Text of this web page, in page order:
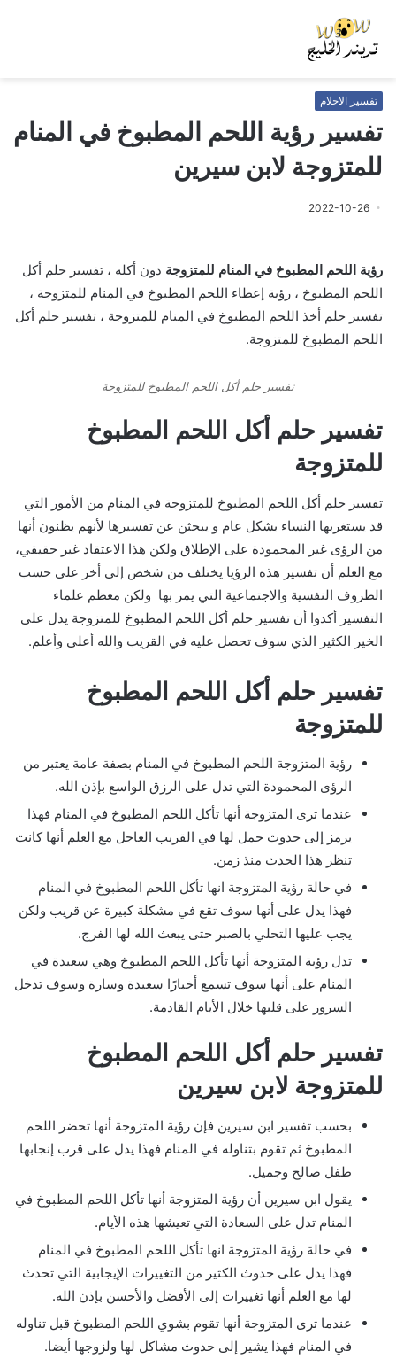
تفسير الاحلام
تفسير رؤية اللحم المطبوخ في المنام
للمتزوجة لابن سيرين
2022-10-26
رؤية اللحم المطبوخ في المنام للمتزوجة دون أكله ، تفسير حلم أكل
اللحم المطبوخ ، رؤية إعطاء اللحم المطبوخ في المنام للمتزوجة ،
تفسير حلم أخذ اللحم المطبوخ في المنام للمتزوجة ، تفسير حلم أكل
اللحم المطبوخ للمتزوجة.
تفسير حلم أكل اللحم المطبوخ للمتزوجة
تفسير حلم أكل اللحم المطبوخ
للمتزوجة
تفسير حلم أكل اللحم المطبوخ للمتزوجة في المنام من الأمور التي
قد يستغربها النساء بشكل عام و يبحثن عن تفسيرها لأنهم يظنون أنها
من الرؤى غير المحمودة على الإطلاق ولكن هذا الاعتقاد غير حقيقي،
مع العلم أن تفسير هذه الرؤيا يختلف من شخص إلى أخر على حسب
الظروف النفسية والاجتماعية التي يمر بها ولكن معظم علماء
التفسير أكدوا أن تفسير حلم أكل اللحم المطبوخ للمتزوجة يدل على
الخير الكثير الذي سوف تحصل عليه في القريب والله أعلى وأعلم.
تفسير حلم أكل اللحم المطبوخ
للمتزوجة
رؤية المتزوجة اللحم المطبوخ في المنام بصفة عامة يعتبر من
الرؤى المحمودة التي تدل على الرزق الواسع بإذن الله.
عندما ترى المتزوجة أنها تأكل اللحم المطبوخ في المنام فهذا
يرمز إلى حدوث حمل لها في القريب العاجل مع العلم أنها كانت
تنظر هذا الحدث منذ زمن.
في حالة رؤية المتزوجة انها تأكل اللحم المطبوخ في المنام
فهذا يدل على أنها سوف تقع في مشكلة كبيرة عن قريب ولكن
يجب عليها التحلي بالصبر حتى يبعث الله لها الفرج.
تدل رؤية المتزوجة أنها تأكل اللحم المطبوخ وهي سعيدة في
المنام على أنها سوف تسمع أخبارًا سعيدة وسارة وسوف تدخل
السرور على قلبها خلال الأيام القادمة.
تفسير حلم أكل اللحم المطبوخ
للمتزوجة لابن سيرين
بحسب تفسير ابن سيرين فإن رؤية المتزوجة أنها تحضر اللحم
المطبوخ ثم تقوم بتناوله في المنام فهذا يدل على قرب إنجابها
طفل صالح وجميل.
يقول ابن سيرين أن رؤية المتزوجة أنها تأكل اللحم المطبوخ في
المنام تدل على السعادة التي تعيشها هذه الأيام.
في حالة رؤية المتزوجة انها تأكل اللحم المطبوخ في المنام
فهذا يدل على حدوث الكثير من التغييرات الإيجابية التي تحدث
لها مع العلم أنها تغييرات إلى الأفضل والأحسن بإذن الله.
عندما ترى المتزوجة أنها تقوم بشوي اللحم المطبوخ قبل تناوله
في المنام فهذا يشير إلى حدوث مشاكل لها ولزوجها أيضا.